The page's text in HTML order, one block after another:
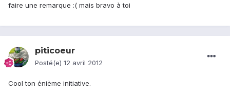
faire une remarque :( mais bravo à toi
piticoeur
Posté(e) 12 avril 2012
Cool ton énième initiative.